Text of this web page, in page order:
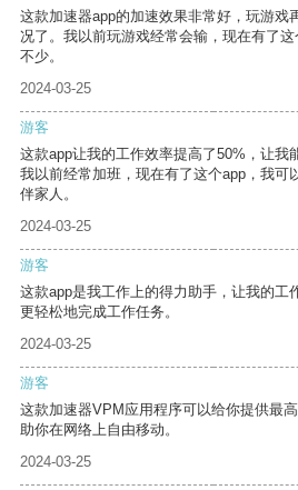
这款加速器app的加速效果非常好，玩游戏
况了。我以前玩游戏经常会输，现在有了
不少。
2024-03-25
游客
这款app让我的工作效率提高了50%，让我
我以前经常加班，现在有了这个app，我可
伴家人。
2024-03-25
游客
这款app是我工作上的得力助手，让我的工
更轻松地完成工作任务。
2024-03-25
游客
这款加速器VPM应用程序可以给你提供最
助你在网络上自由移动。
2024-03-25